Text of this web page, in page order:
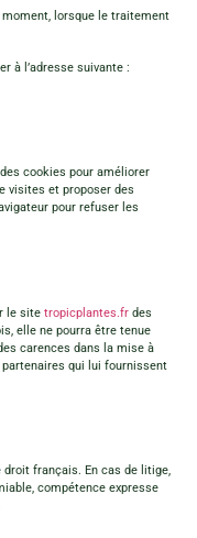
lorsque le traitement
à l’adresse suivante :
cookies pour améliorer
visites et proposer des
pour refuser les
le site tropicplantes.fr des
elle ne pourra être tenue
carences dans la mise à
qui lui fournissent
français. En cas de litige,
compétence expresse